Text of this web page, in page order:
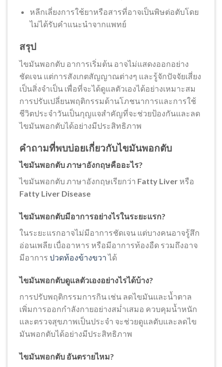
หลีกเลี่ยงการใช้ยาหรือสารที่อาจเป็นพิษต่อตับโดย
ไม่ได้รับคำแนะนำจากแพทย์
สรุป
ไขมันพอกตับ อาการเริ่มต้น อาจไม่แสดงออกอย่าง
ชัดเจน แต่การสังเกตสัญญาณต่างๆ และรู้จักปัจจัยเสี่ยง
เป็นสิ่งจำเป็น เพื่อที่จะได้ดูแลตัวเองได้อย่างเหมาะสม
การปรับเปลี่ยนพฤติกรรมด้านโภชนาการและการใช้
ชีวิตประจำวันเป็นกุญแจสำคัญที่จะช่วยป้องกันและลด
ไขมันพอกตับได้อย่างมีประสิทธิภาพ
คำถามที่พบบ่อยเกี่ยวกับไขมันพอกตับ
ไขมันพอกตับ ภาษาอังกฤษคืออะไร?
ไขมันพอกตับ ภาษาอังกฤษเรียกว่า Fatty Liver หรือ
Fatty Liver Disease
ไขมันพอกตับมีอาการอย่างไรในระยะแรก?
ในระยะแรกอาจไม่มีอาการชัดเจน แต่บางคนอาจรู้สึก
อ่อนเพลีย เบื่ออาหาร หรือมีอาการท้องอืด รวมถึงอาจ
มีอาการ ปวดท้องข้างขวาได้
ไขมันพอกตับดูแลตัวเองอย่างไรได้บ้าง?
การปรับพฤติกรรมการกิน เช่น ลดไขมันและน้ำตาล
เพิ่มการออกกำลังกายอย่างสม่ำเสมอ ควบคุมน้ำหนัก
และตรวจสุขภาพเป็นประจำ จะช่วยดูแลตับและลดไข
มันพอกตับได้อย่างมีประสิทธิภาพ
ไขมันพอกตับ อันตรายไหม?